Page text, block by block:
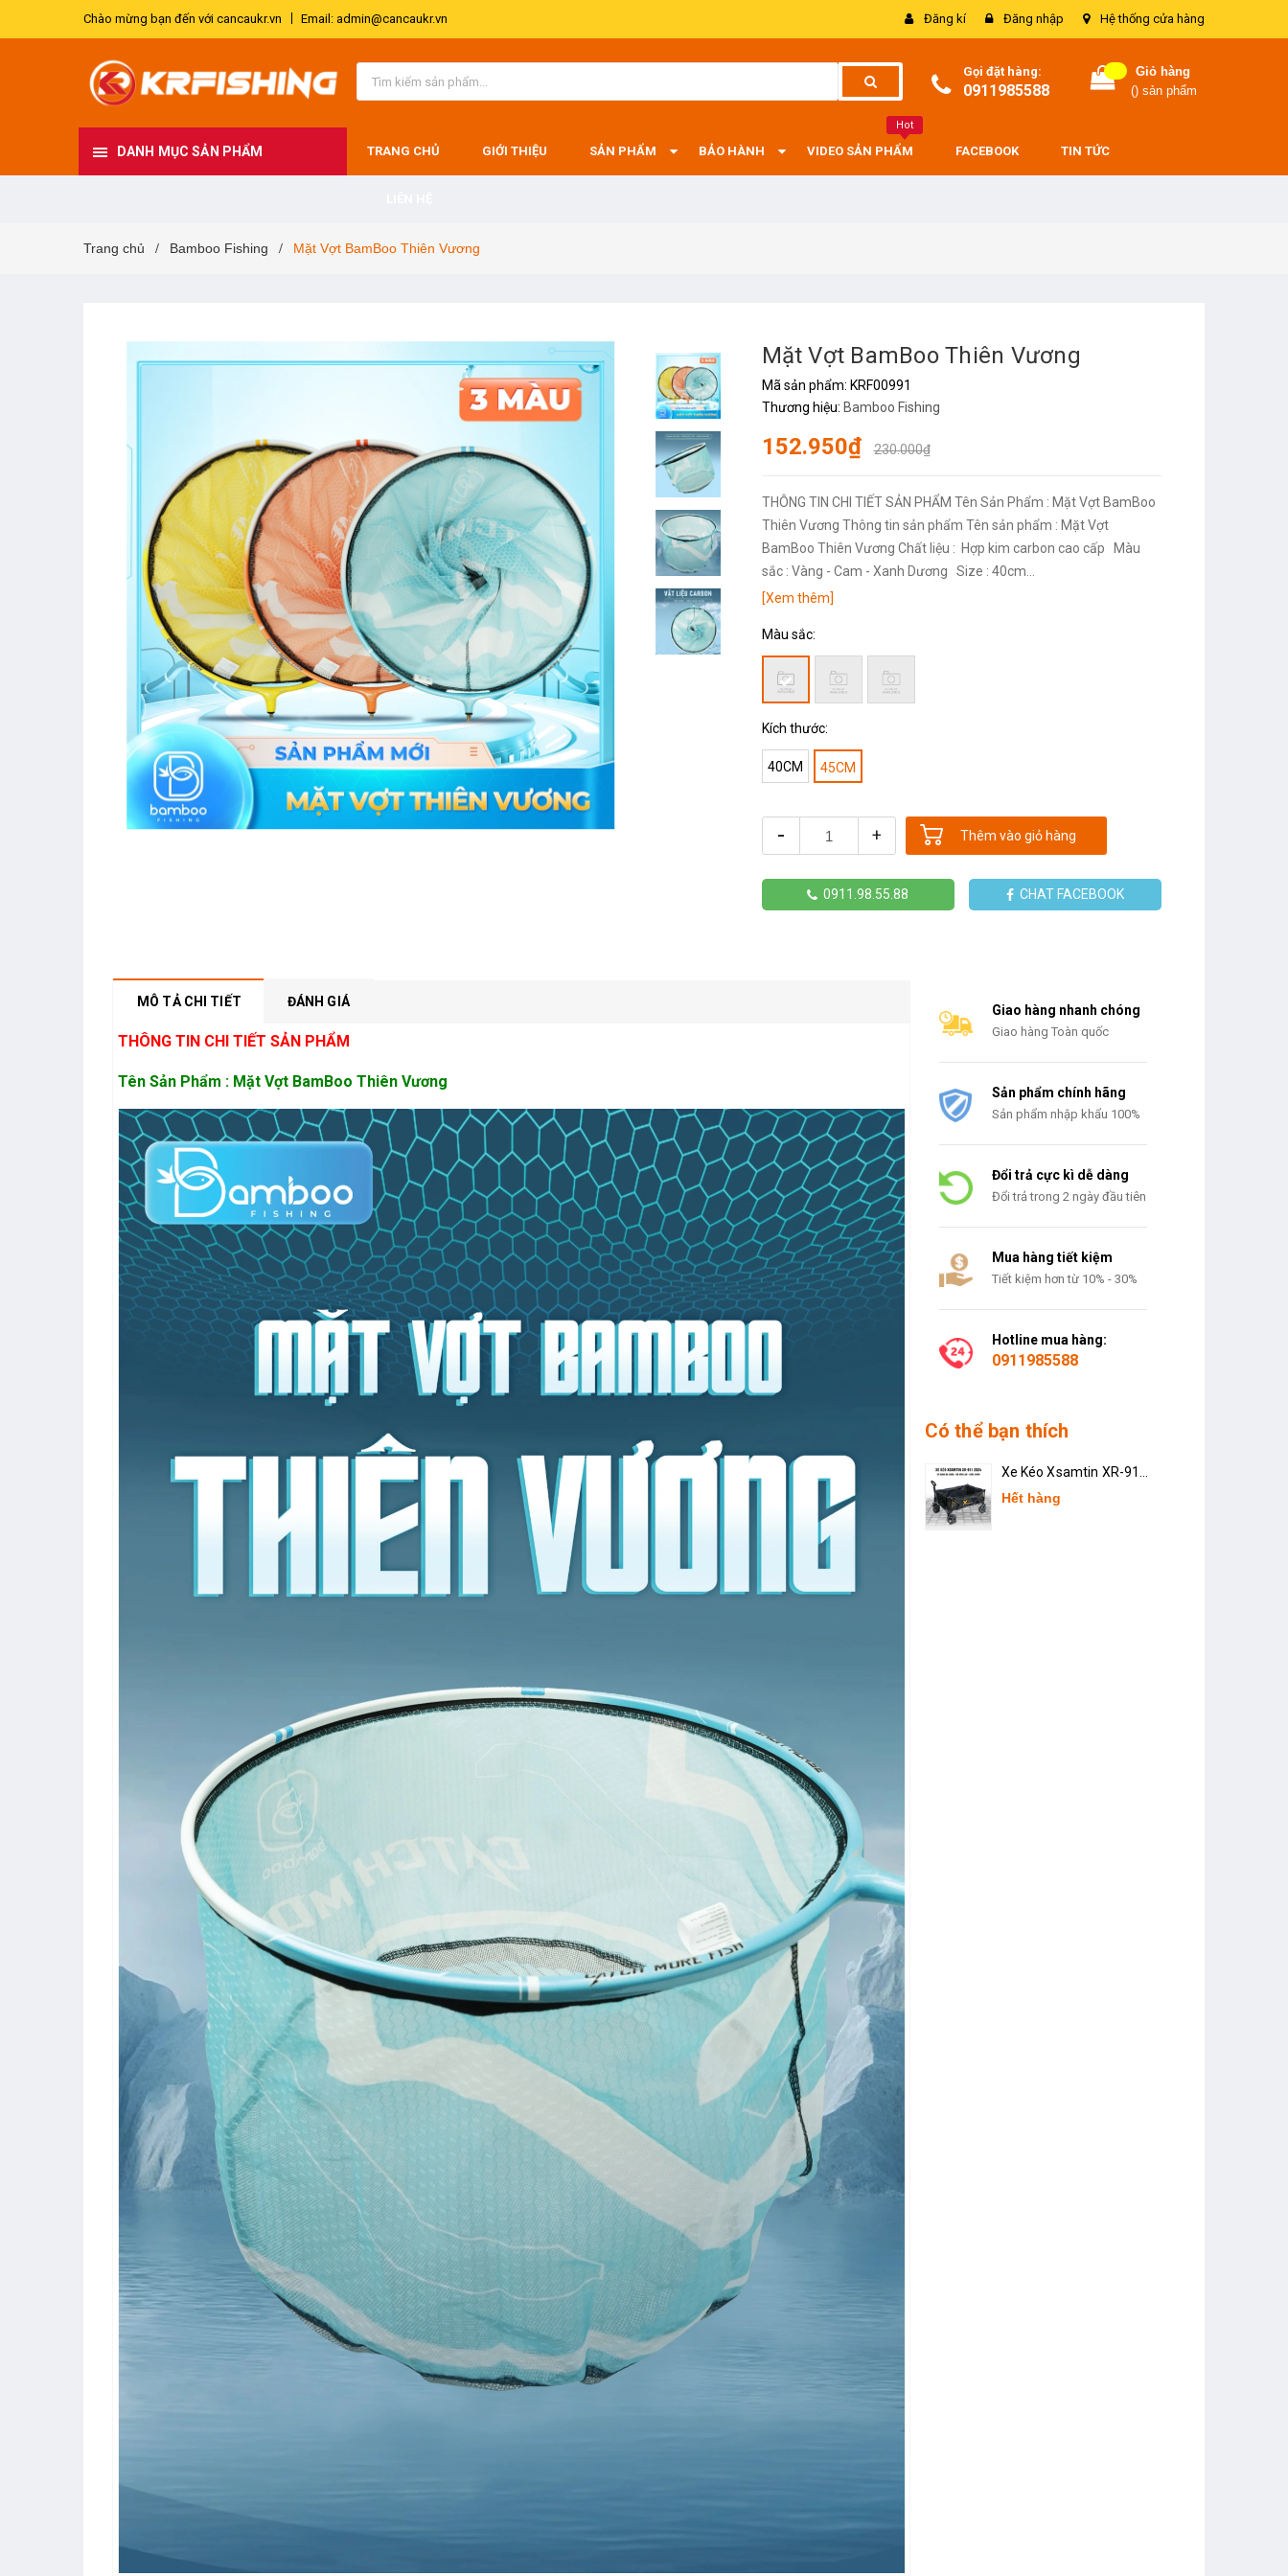
Chào mừng bạn đến với cancaukr.vn Email: admin@cancaukr.vn Đăng kí Đăng nhập Hệ thống cửa hàng
Gọi đặt hàng:
0911985588
Giỏ hàng
() sản phẩm
DANH MỤC SẢN PHẨM TRANG CHỦ GIỚI THIỆU SẢN PHẨM BẢO HÀNH
Hot
VIDEO SẢN PHẨM FACEBOOK TIN TỨC
Trang chủ / Bamboo Fishing / Mặt Vợt BamBoo Thiên Vương
Mặt Vợt BamBoo Thiên Vương
Mã sản phẩm: KRF00991
Thương hiệu: Bamboo Fishing
152.950₫ 230.000₫
THÔNG TIN CHI TIẾT SẢN PHẨM Tên Sản Phẩm : Mặt Vợt BamBoo
Thiên Vương Thông tin sản phẩm Tên sản phẩm : Mặt Vợt
BamBoo Thiên Vương Chất liệu : Hợp kim carbon cao cấp Màu
sắc : Vàng - Cam - Xanh Dương Size : 40cm...
[Xem thêm]
Màu sắc:
Kích thước:
40CM 45CM
- + Thêm vào giỏ hàng
0911.98.55.88 CHAT FACEBOOK
MÔ TẢ CHI TIẾT ĐÁNH GIÁ
THÔNG TIN CHI TIẾT SẢN PHẨM
Tên Sản Phẩm : Mặt Vợt BamBoo Thiên Vương
Giao hàng nhanh chóng
Giao hàng Toàn quốc
Sản phẩm chính hãng
Sản phẩm nhập khẩu 100%
Đổi trả cực kì dễ dàng
Đổi trả trong 2 ngày đầu tiên
Mua hàng tiết kiệm
Tiết kiệm hơn từ 10% - 30%
Hotline mua hàng:
0911985588
Có thể bạn thích
Xe Kéo Xsamtin XR-911
2024
Hết hàng